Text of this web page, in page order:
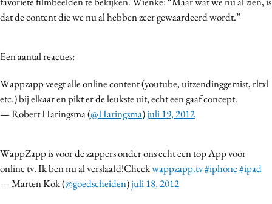
dat de content die we nu al hebben zeer gewaardeerd wordt.”
Een aantal reacties:
Wappzapp veegt alle online content (youtube, uitzendinggemist, rltxl
etc.) bij elkaar en pikt er de leukste uit, echt een gaaf concept.
— Robert Haringsma (@Haringsma)juli 19, 2012
WappZapp is voor de zappers onder ons echt een top App voor
online tv. Ik ben nu al verslaafd!Checkwappzapp.tv#iphone#ipad
— Marten Kok (@goedscheiden)juli 18, 2012